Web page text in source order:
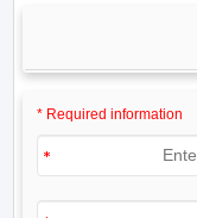
* Required information